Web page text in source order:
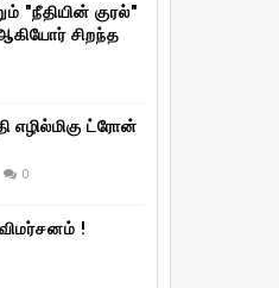
"நீதியின் குரல்"
சிறந்த
எழில்மிகு ட்ரோன்
0
!